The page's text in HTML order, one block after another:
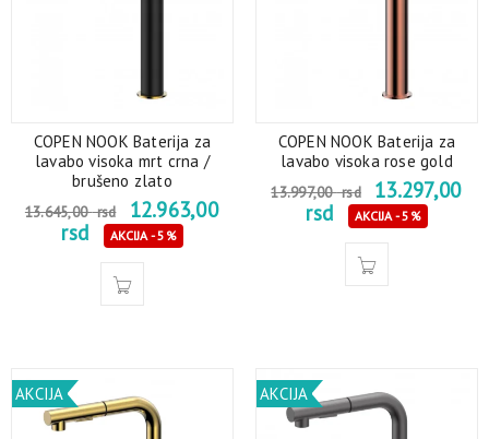
COPEN NOOK Baterija za
lavabo visoka mrt crna /
brušeno zlato
13.645,00rsd
12.963,00
rsd
AKCIJA - 5%
COPEN NOOK Baterija za
lavabo visoka rose gold
13.997,00rsd
13.297,00
rsd
AKCIJA - 5%
AKCIJA AKCIJA